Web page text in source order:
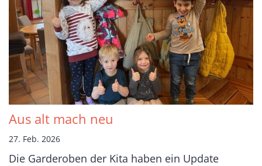
Aus alt mach neu
27. Feb. 2026
Die Garderoben der Kita haben ein Update